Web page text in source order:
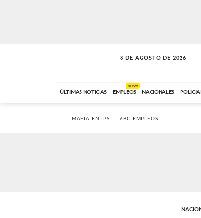
8 DE AGOSTO DE 2026
SOLO MÚSICA
ÚLTIMAS NOTICIAS EMPLEOS
NUEVO
NACIONALES
MAFIA EN IPS ABC EMPLEOS